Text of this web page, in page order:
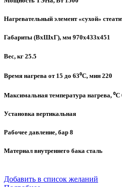
Нагревательный элемент «сухой»
Габариты (ВхШхГ), мм 970х433х451
Вес, кг 25.5
Время нагрева от 15 до 63⁰C, мин 220
Максимальная температура нагрева, ⁰C
Установка вертикальная
Рабочее давление, бар 8
Материал внутреннего бака сталь
Добавить в список желаний